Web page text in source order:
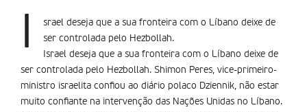
I
srael deseja que a sua fronteira com o Líbano deixe de
ser controlada pelo Hezbollah.
Israel deseja que a sua fronteira com o Líbano deixe de
ser controlada pelo Hezbollah. Shimon Peres, vice-primeiro-
ministro israelita confiou ao diário polaco Dziennik, não estar
muito confiante na intervenção das Nações Unidas no Líbano.